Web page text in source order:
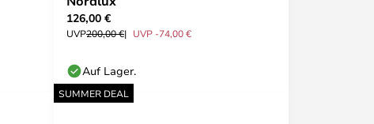
126,00 €
UVP200,00 € UVP -74,00 €
Auf Lager.
SUMMER DEAL